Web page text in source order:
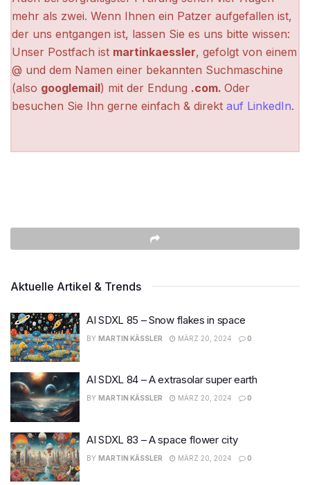
mehr als zwei. Wenn Ihnen ein Patzer aufgefallen ist,
der uns entgangen ist, lassen Sie es uns bitte wissen:
Unser Postfach ist martinkaessler, gefolgt von einem
@ und dem Namen einer bekannten Suchmaschine
(also googlemail) mit der Endung .com. Oder
besuchen Sie Ihn gerne einfach & direkt auf LinkedIn.
Aktuelle Artikel & Trends
AI SDXL 85 – Snow flakes in space
BY MARTIN KÄSSLER MÄRZ 20, 2024 0
AI SDXL 84 – A extrasolar super earth
BY MARTIN KÄSSLER MÄRZ 20, 2024 0
AI SDXL 83 – A space flower city
BY MARTIN KÄSSLER MÄRZ 20, 2024 0